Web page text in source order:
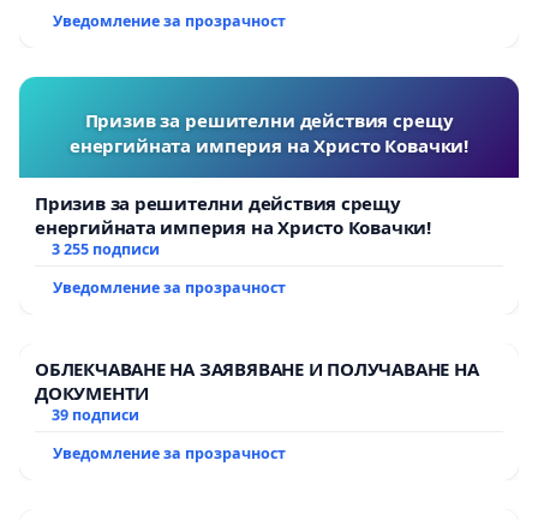
Уведомление за прозрачност
Призив за решителни действия срещу
енергийната империя на Христо Ковачки!
Призив за решителни действия срещу
енергийната империя на Христо Ковачки!
3 255 подписи
Уведомление за прозрачност
ОБЛЕКЧАВАНЕ НА ЗАЯВЯВАНЕ И ПОЛУЧАВАНЕ НА
ДОКУМЕНТИ
39 подписи
Уведомление за прозрачност